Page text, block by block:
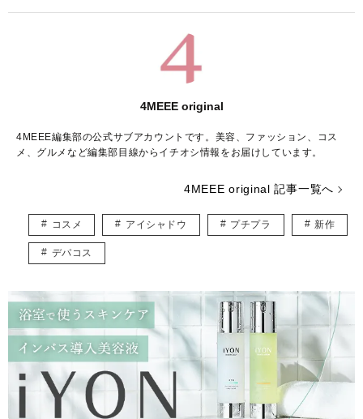
4MEEE original
4MEEE編集部の公式サブアカウントです。美容、ファッション、コス
メ、グルメなど編集部目線からイチオシ情報をお届けしています。
4MEEE original 記事一覧へ
コスメ アイシャドウ プチプラ 新作
デパコス